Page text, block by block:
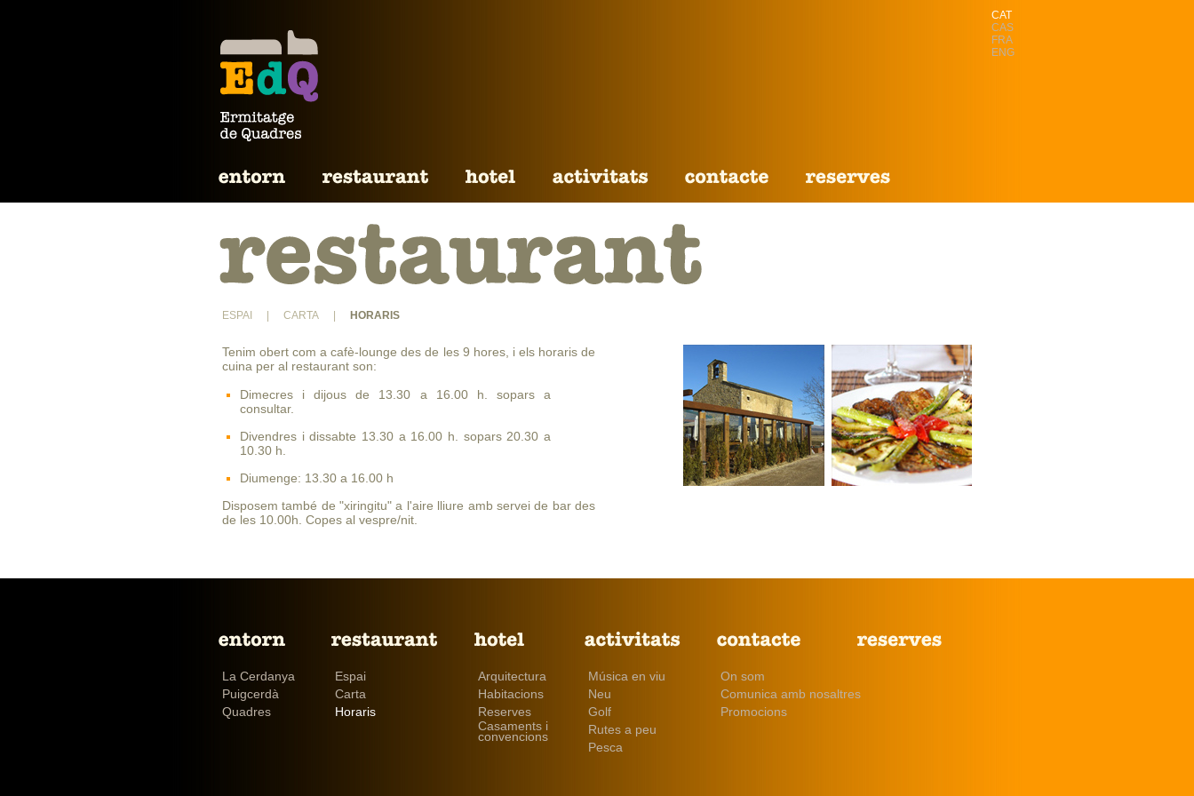
CAT
CAS
FRA
ENG
ESPAI CARTA HORARIS
Tenim obert com a cafè-lounge des de les 9 hores, i els horaris de
cuina per al restaurant son:
Dimecres i dijous de 13.30 a 16.00 h. sopars a
consultar.
Divendres i dissabte 13.30 a 16.00 h. sopars 20.30 a
10.30 h.
Diumenge: 13.30 a 16.00 h
Disposem també de "xiringitu" a l'aire lliure amb servei de bar des
de les 10.00h. Copes al vespre/nit.
La Cerdanya
Puigcerdà
Quadres
Espai
Carta
Horaris
Arquitectura
Habitacions
Reserves
Casaments i
convencions
Música en viu
Neu
Golf
Rutes a peu
Pesca
On som
Comunica amb nosaltres
Promocions